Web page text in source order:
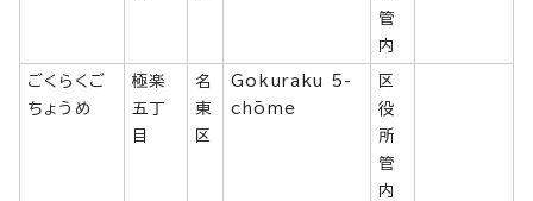
管
内
ごくらくご
ちょうめ
極楽
五丁
目
名
東
区
Gokuraku 5-
chōme
区
役
所
管
内